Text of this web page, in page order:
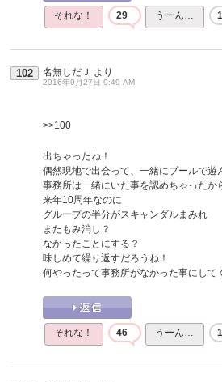
それな！ 29 うーん…
102 名無しだＪ より
2016年9月27日 9:49 AM
>>100
出ちゃったね！
偶然現地で出会って、一緒にプールで遊
事務所は一緒にいた事を認めちゃったか
来年10周年なのに
グループの半分がスキャンダルまみれ
またもみ消し？
なかったことにする？
味しめて繰り返すだろうね！
何やったって事務所がなかった事にして
それな！ 46 うーん…